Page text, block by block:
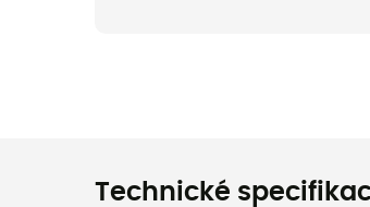
Technické